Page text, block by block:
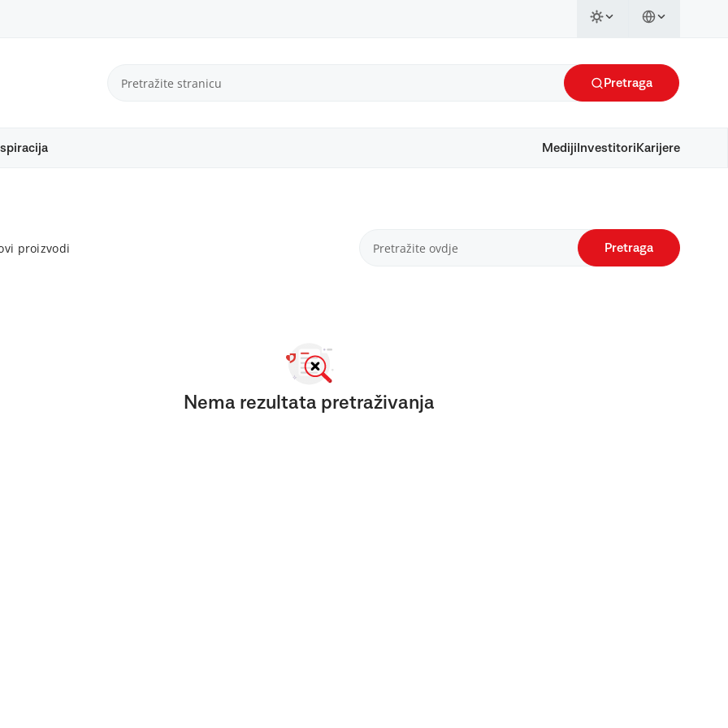
Pretraga
Mediji Investitori Karijere
proizvodi Pretraga
Nema rezultata pretraživanja